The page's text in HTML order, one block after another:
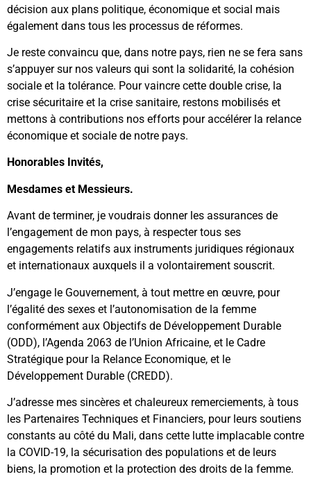
décision aux plans politique, économique et social mais
également dans tous les processus de réformes.
Je reste convaincu que, dans notre pays, rien ne se fera sans
s’appuyer sur nos valeurs qui sont la solidarité, la cohésion
sociale et la tolérance. Pour vaincre cette double crise, la
crise sécuritaire et la crise sanitaire, restons mobilisés et
mettons à contributions nos efforts pour accélérer la relance
économique et sociale de notre pays.
Honorables Invités,
Mesdames et Messieurs.
Avant de terminer, je voudrais donner les assurances de
l’engagement de mon pays, à respecter tous ses
engagements relatifs aux instruments juridiques régionaux
et internationaux auxquels il a volontairement souscrit.
J’engage le Gouvernement, à tout mettre en œuvre, pour
l’égalité des sexes et l’autonomisation de la femme
conformément aux Objectifs de Développement Durable
(ODD), l’Agenda 2063 de l’Union Africaine, et le Cadre
Stratégique pour la Relance Economique, et le
Développement Durable (CREDD).
J’adresse mes sincères et chaleureux remerciements, à tous
les Partenaires Techniques et Financiers, pour leurs soutiens
constants au côté du Mali, dans cette lutte implacable contre
la COVID-19, la sécurisation des populations et de leurs
biens, la promotion et la protection des droits de la femme.